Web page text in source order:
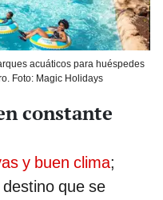
acuáticos para huéspedes
Foto: Magic Holidays
constante
y buen clima;
que se